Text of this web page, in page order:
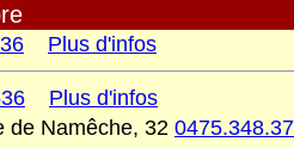
Plus d'infos
Plus d'infos
de Namêche, 32